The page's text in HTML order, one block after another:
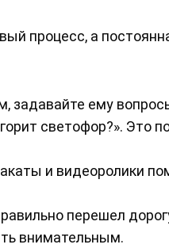
процесс, а
задавайте ему
светофор?».
и видеоролики
перешел
внимательным.